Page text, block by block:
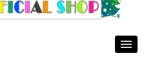
Toggle